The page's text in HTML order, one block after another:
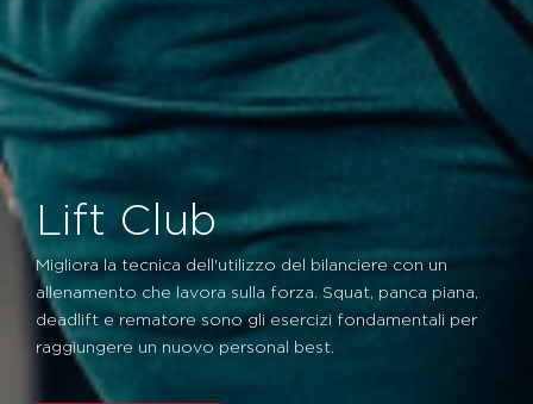
Lift Club
Migliora la tecnica dell'utilizzo del bilanciere con un
allenamento che lavora sulla forza. Squat, panca piana,
deadlift e rematore sono gli esercizi fondamentali per
raggiungere un nuovo personal best.